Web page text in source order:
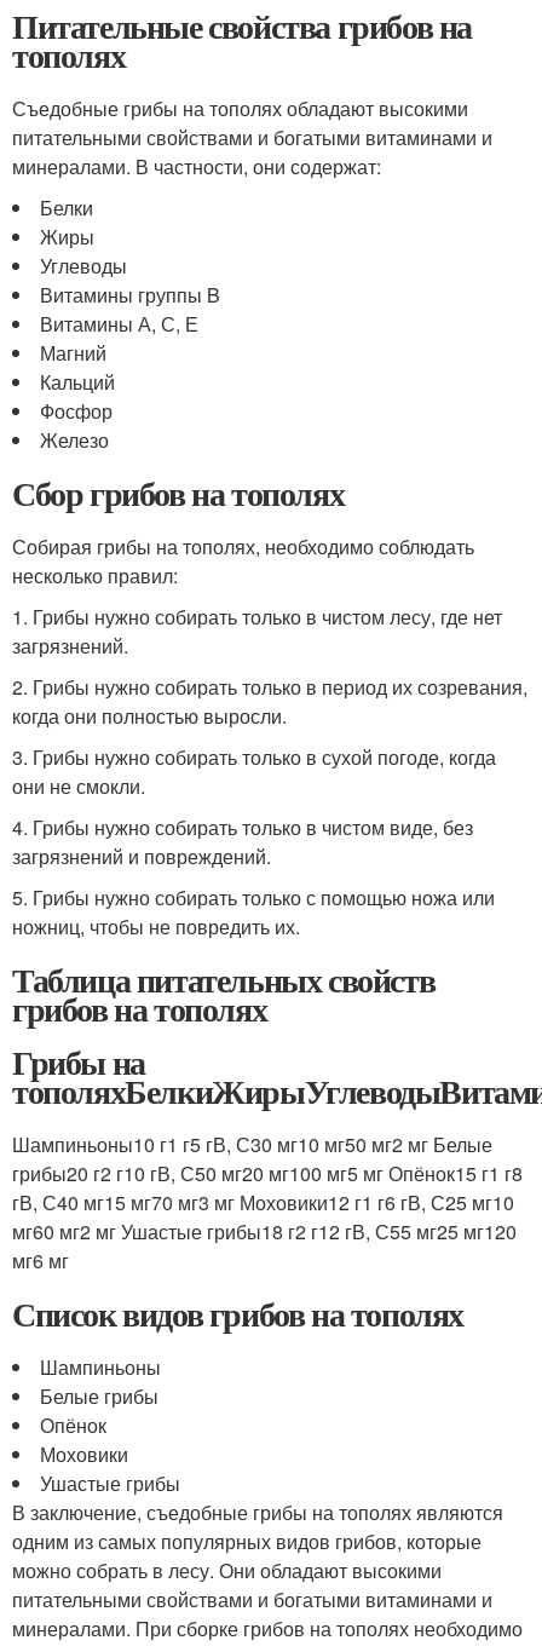
Питательные свойства грибов на
тополях
Съедобные грибы на тополях обладают высокими
питательными свойствами и богатыми витаминами и
минералами. В частности, они содержат:
Белки
Жиры
Углеводы
Витамины группы B
Витамины А, С, Е
Магний
Кальций
Фосфор
Железо
Сбор грибов на тополях
Собирая грибы на тополях, необходимо соблюдать
несколько правил:
1. Грибы нужно собирать только в чистом лесу, где нет
загрязнений.
2. Грибы нужно собирать только в период их созревания,
когда они полностью выросли.
3. Грибы нужно собирать только в сухой погоде, когда
они не смокли.
4. Грибы нужно собирать только в чистом виде, без
загрязнений и повреждений.
5. Грибы нужно собирать только с помощью ножа или
ножниц, чтобы не повредить их.
Таблица питательных свойств
грибов на тополях
Грибы на
Шампиньоны10 г1 г5 гВ, С30 мг10 мг50 мг2 мг Белые
грибы20 г2 г10 гВ, С50 мг20 мг100 мг5 мг Опёнок15 г1 г8
гВ, С40 мг15 мг70 мг3 мг Моховики12 г1 г6 гВ, С25 мг10
мг60 мг2 мг Ушастые грибы18 г2 г12 гВ, С55 мг25 мг120
мг6 мг
Список видов грибов на тополях
Шампиньоны
Белые грибы
Опёнок
Моховики
Ушастые грибы
В заключение, съедобные грибы на тополях являются
одним из самых популярных видов грибов, которые
можно собрать в лесу. Они обладают высокими
питательными свойствами и богатыми витаминами и
минералами. При сборке грибов на тополях необходимо